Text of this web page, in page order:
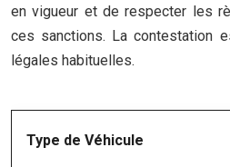
en vigueur et de respecter les
ces sanctions. La contestation
légales habituelles.
Type de Véhicule